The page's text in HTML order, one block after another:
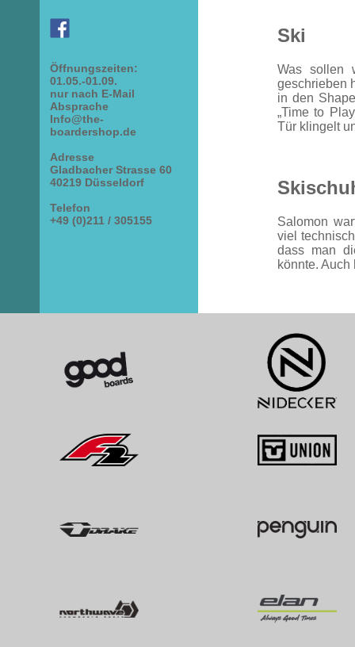
Öffnungszeiten:
01.05.-01.09.
nur nach E-Mail
Absprache
Info@the-
boardershop.de
Adresse
Gladbacher Strasse 60
40219 Düsseldorf
Telefon
+49 (0)211 / 305155
Ski
Was sollen
geschrieben
in den
„Time to
Tür klingelt
Salomon
viel
dass man
könnte.